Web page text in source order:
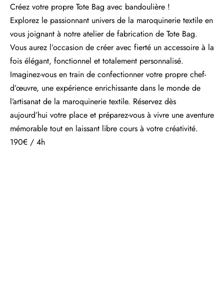
Créez votre propre Tote Bag avec bandoulière !
Explorez le passionnant univers de la maroquinerie textile en
vous joignant à notre atelier de fabrication de Tote Bag.
Vous aurez l’occasion de créer avec fierté un accessoire à la
fois élégant, fonctionnel et totalement personnalisé.
Imaginez-vous en train de confectionner votre propre chef-
d’œuvre, une expérience enrichissante dans le monde de
l’artisanat de la maroquinerie textile. Réservez dès
aujourd’hui votre place et préparez-vous à vivre une aventure
mémorable tout en laissant libre cours à votre créativité.
190€ / 4h